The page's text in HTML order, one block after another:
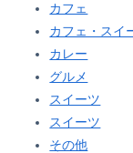
カフェ
カフェ・スイ
カレー
グルメ
スイーツ
スイーツ
その他